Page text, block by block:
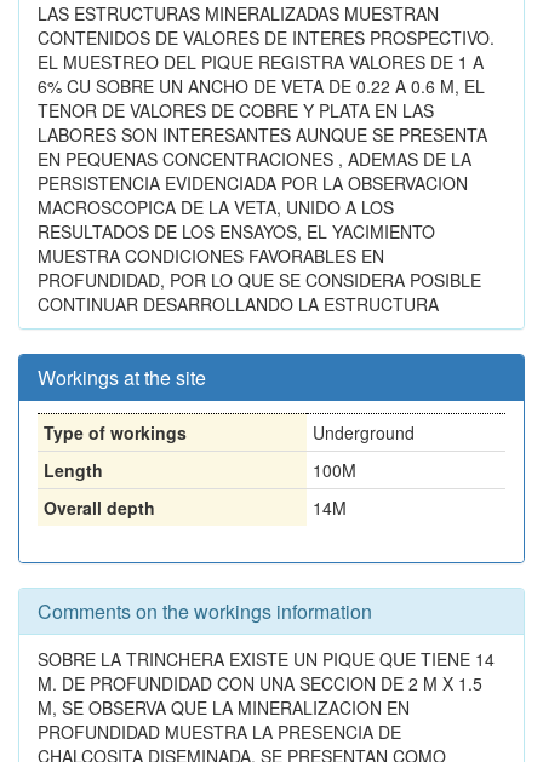
LAS ESTRUCTURAS MINERALIZADAS MUESTRAN
CONTENIDOS DE VALORES DE INTERES PROSPECTIVO.
EL MUESTREO DEL PIQUE REGISTRA VALORES DE 1 A
6% CU SOBRE UN ANCHO DE VETA DE 0.22 A 0.6 M, EL
TENOR DE VALORES DE COBRE Y PLATA EN LAS
LABORES SON INTERESANTES AUNQUE SE PRESENTA
EN PEQUENAS CONCENTRACIONES , ADEMAS DE LA
PERSISTENCIA EVIDENCIADA POR LA OBSERVACION
MACROSCOPICA DE LA VETA, UNIDO A LOS
RESULTADOS DE LOS ENSAYOS, EL YACIMIENTO
MUESTRA CONDICIONES FAVORABLES EN
PROFUNDIDAD, POR LO QUE SE CONSIDERA POSIBLE
CONTINUAR DESARROLLANDO LA ESTRUCTURA
Workings at the site
Type of workings
Underground
Length
100M
Overall depth
14M
Comments on the workings information
SOBRE LA TRINCHERA EXISTE UN PIQUE QUE TIENE 14
M. DE PROFUNDIDAD CON UNA SECCION DE 2 M X 1.5
M, SE OBSERVA QUE LA MINERALIZACION EN
PROFUNDIDAD MUESTRA LA PRESENCIA DE
CHALCOSITA DISEMINADA. SE PRESENTAN COMO